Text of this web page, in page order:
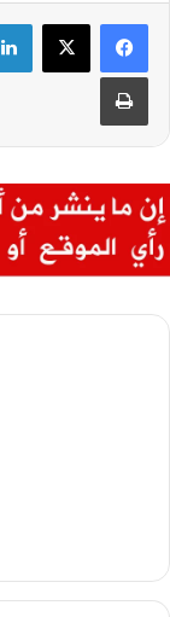
طباعة